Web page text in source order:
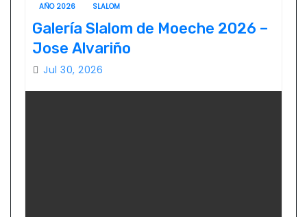
AÑO 2026 SLALOM
Galería Slalom de Moeche 2026 –
Jose Alvariño
Jul 30, 2026